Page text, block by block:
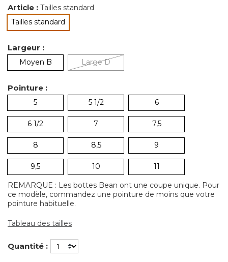
Article : Tailles standard
Tailles standard
sélectionné
Largeur :
Moyen B Large D
Pointure :
5 5 1/2 6
6 1/2 7 7,5
8 8,5 9
9,5 10 11
REMARQUE : Les bottes Bean ont une coupe unique. Pour
ce modèle, commandez une pointure de moins que votre
pointure habituelle.
Tableau des tailles
Quantité :